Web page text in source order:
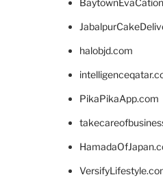
halobjd.com
PikaPikaApp.com